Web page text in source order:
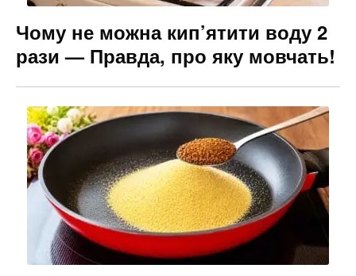
Чому не можна кип’ятити воду 2
рази — Правда, про яку мовчать!